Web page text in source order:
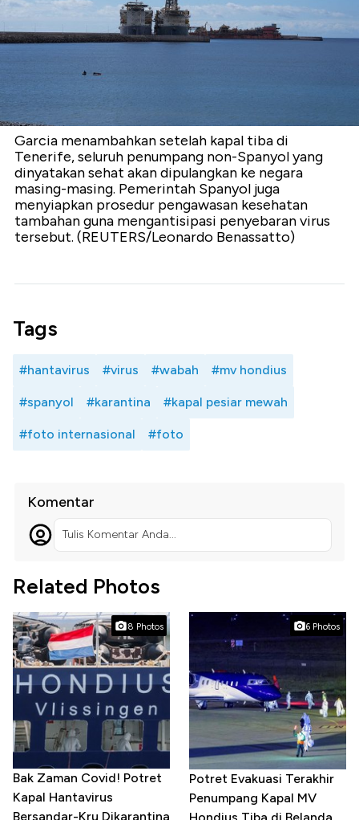
Garcia menambahkan setelah kapal tiba di
Tenerife, seluruh penumpang non-Spanyol yang
dinyatakan sehat akan dipulangkan ke negara
masing-masing. Pemerintah Spanyol juga
menyiapkan prosedur pengawasan kesehatan
tambahan guna mengantisipasi penyebaran virus
tersebut. (REUTERS/Leonardo Benassatto)
Tags
#hantavirus #virus #wabah #mv hondius
#spanyol #karantina #kapal pesiar mewah
#foto internasional #foto
Komentar
Tulis Komentar Anda...
Related Photos
8 Photos
Bak Zaman Covid! Potret
Kapal Hantavirus
Bersandar-Kru Dikarantina
6 Photos
Potret Evakuasi Terakhir
Penumpang Kapal MV